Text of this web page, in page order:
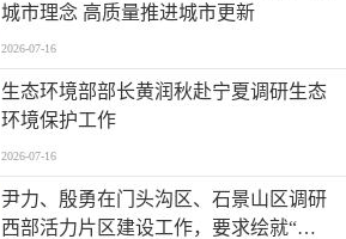
城市理念 高质量推进城市更新
2026-07-16
生态环境部部长黄润秋赴宁夏调研生态
环境保护工作
2026-07-16
尹力、殷勇在门头沟区、石景山区调研
西部活力片区建设工作，要求绘就“山